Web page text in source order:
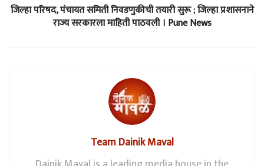
जिल्हा परिषद, पंचायत समिती निवडणुकीची तयारी सुरू ; जिल्हा प्रशासनाने
राज्य सरकारला माहिती पाठवली । Pune News
Team Dainik Maval